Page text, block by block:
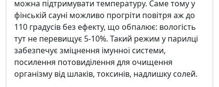
можна підтримувати температуру. Саме тому у
фінській сауні можливо прогріти повітря аж до
110 градусів без ефекту, що обпалює: вологість
тут не перевищує 5-10%. Такий режим у парилці
забезпечує зміцнення імунної системи,
посилення потовиділення для очищення
організму від шлаків, токсинів, надлишку солей.